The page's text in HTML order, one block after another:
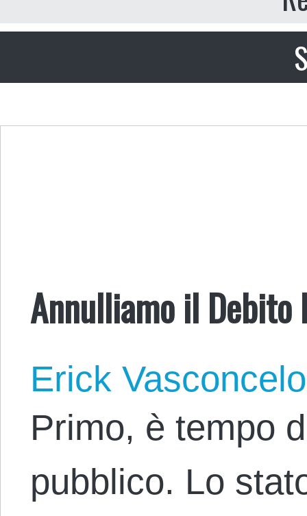
Annulliamo il Debito
Erick
Primo, è tempo
pubblico. Lo